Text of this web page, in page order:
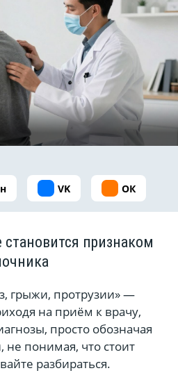
VK ОК
становится признаком
грыжи, протрузии» —
на приём к врачу,
просто обозначая
не понимая, что стоит
разбираться.